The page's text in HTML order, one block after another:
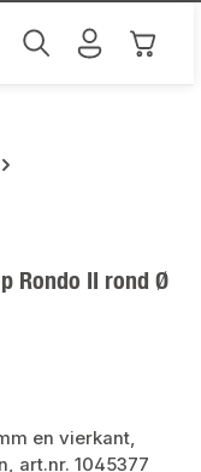
Rondo II rond Ø